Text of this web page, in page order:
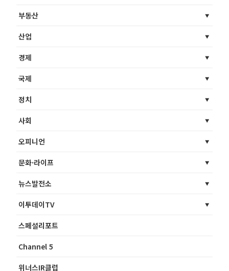
부동산
산업
경제
국제
정치
사회
오피니언
문화·라이프
뉴스발전소
이투데이TV
스페셜리포트
Channel 5
위너스IR클럽